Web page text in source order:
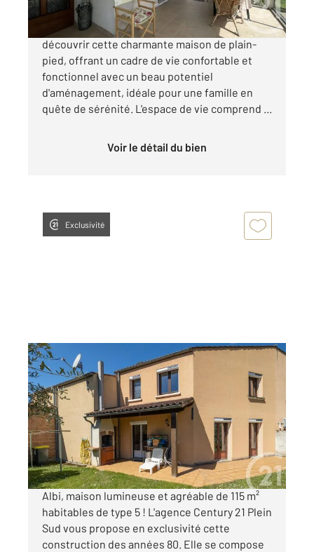
L'agence Century21 Plein Sud vous fait
découvrir cette charmante maison de plain-
pied, offrant un cadre de vie confortable et
fonctionnel avec un beau potentiel
d'aménagement, idéale pour une famille en
quête de sérénité. L'espace de vie comprend ...
Voir le détail du bien
Exclusivité
ALBI 81
115,62 m2, 5 pièces
Ref : 2018
Maison à vendre
180 000 €
Visiter le site dédié
Albi, maison lumineuse et agréable de 115 m²
habitables de type 5 ! L'agence Century 21 Plein
Sud vous propose en exclusivité cette
construction des années 80. Elle se compose